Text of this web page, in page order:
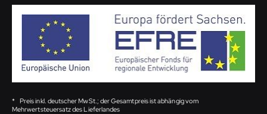
* Preis inkl. deutscher MwSt.; der Gesamtpreis ist abhängig vom
Mehrwertsteuersatz des Lieferlandes